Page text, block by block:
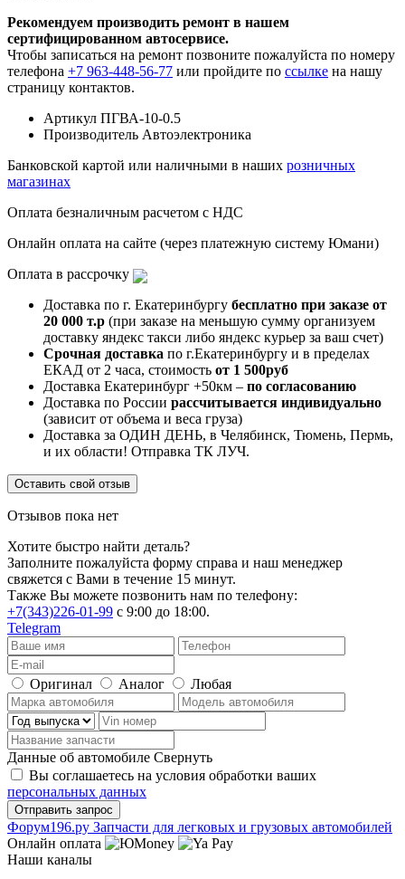
Рекомендуем производить ремонт в нашем
сертифицированном автосервисе.
Чтобы записаться на ремонт позвоните пожалуйста по номеру
телефона +7 963-448-56-77 или пройдите по ссылке на нашу
страницу контактов.
Артикул ПГВА-10-0.5
Производитель Автоэлектроника
Банковской картой или наличными в наших розничных
магазинах
Оплата безналичным расчетом с НДС
Онлайн оплата на сайте (через платежную систему Юмани)
Оплата в рассрочку
Доставка по г. Екатеринбургу бесплатно при заказе от
20 000 т.р (при заказе на меньшую сумму организуем
доставку яндекс такси либо яндекс курьер за ваш счет)
Срочная доставка по г.Екатеринбургу и в пределах
ЕКАД от 2 часа, стоимость от 1 500руб
Доставка Екатеринбург +50км – по согласованию
Доставка по России рассчитывается индивидуально
(зависит от объема и веса груза)
Доставка за ОДИН ДЕНЬ, в Челябинск, Тюмень, Пермь,
и их области! Отправка ТК ЛУЧ.
Оставить свой отзыв
Отзывов пока нет
Хотите быстро найти деталь?
Заполните пожалуйста форму справа и наш менеджер
свяжется с Вами в течение 15 минут.
Также Вы можете позвонить нам по телефону:
+7(343)226-01-99 с 9:00 до 18:00.
Telegram
Оригинал Аналог Любая
Данные об автомобиле Свернуть
Вы соглашаетесь на условия обработки ваших
персональных данных
Фoрум196.ру Запчасти для легковых и грузовых автомобилей
Онлайн оплата
Наши каналы